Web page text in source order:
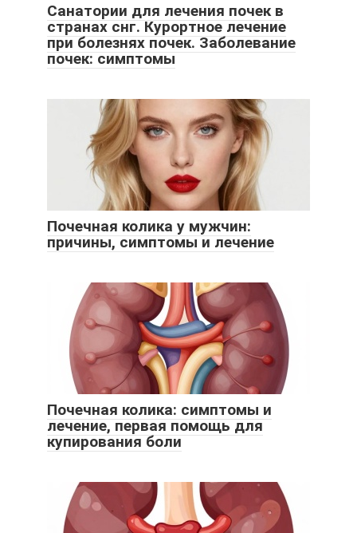
Санатории для лечения почек в
странах снг. Курортное лечение
при болезнях почек. Заболевание
почек: симптомы
Почечная колика у мужчин:
причины, симптомы и лечение
Почечная колика: симптомы и
лечение, первая помощь для
купирования боли